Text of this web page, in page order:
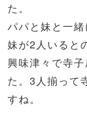
た。
パパと妹と一
妹が2人いると
興味津々で寺
た。3人揃って
すね。